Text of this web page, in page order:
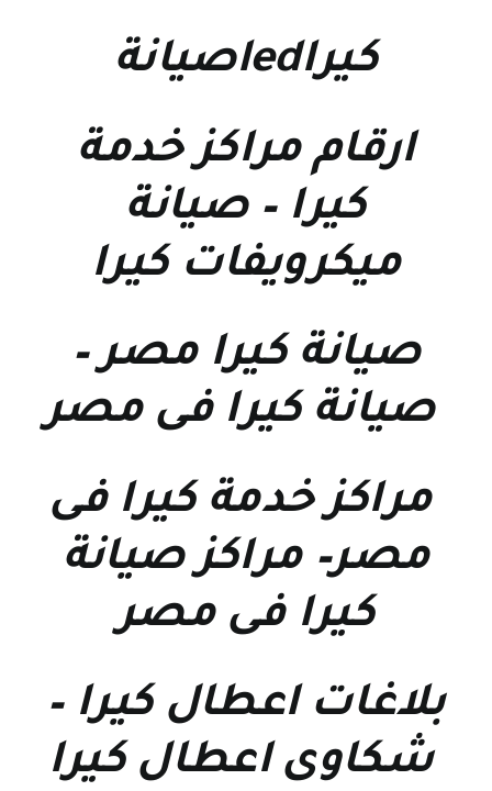
كيراledصيانة
ارقام مراكز خدمة
كيرا –صيانة
ميكرويفات كيرا
صيانة كيرا مصر–
صيانة كيرا فى مصر
مراكز خدمة كيرا فى
مصر–مراكز صيانة
كيرا فى مصر
بلاغات اعطال كيرا –
شكاوى اعطال كيرا